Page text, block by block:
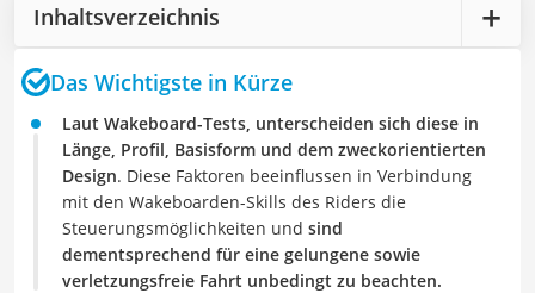
Inhaltsverzeichnis
Das Wichtigste in Kürze
Laut Wakeboard-Tests, unterscheiden sich diese in
Länge, Profil, Basisform und dem zweckorientierten
Design. Diese Faktoren beeinflussen in Verbindung
mit den Wakeboarden-Skills des Riders die
Steuerungsmöglichkeiten und sind
dementsprechend für eine gelungene sowie
verletzungsfreie Fahrt unbedingt zu beachten.